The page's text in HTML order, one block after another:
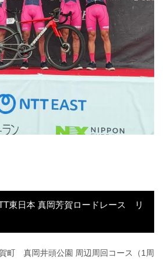
東日本 真岡芳賀ロードレース リ
町 真岡井頭公園 周辺周回コース（1周